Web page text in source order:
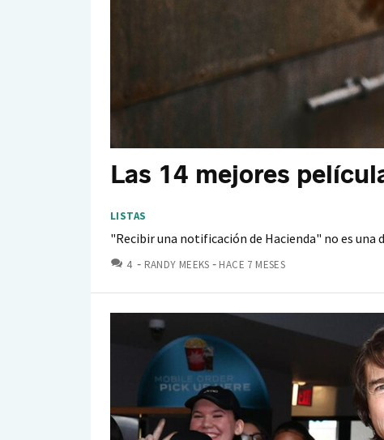
Las 14 mejores
LISTAS
"Recibir una notificación de Hacienda" no es una
4 COMENTARIOS
RANDY MEEKS HACE 7 MESES